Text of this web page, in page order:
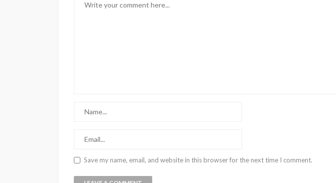
Save my name, email, and website in this browser for the next time I comment.